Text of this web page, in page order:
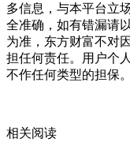
多信息，与本平台立
全准确，如有错漏请
为准，东方财富不对
担任何责任。用户个
不作任何类型的担保。
相关阅读